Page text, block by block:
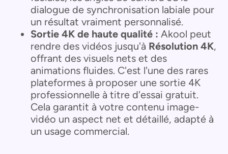
dialogue de synchronisation labiale pour
un résultat vraiment personnalisé.
Sortie 4K de haute qualité : Akool peut
rendre des vidéos jusqu'à Résolution 4K,
offrant des visuels nets et des
animations fluides. C'est l'une des rares
plateformes à proposer une sortie 4K
professionnelle à titre d'essai gratuit.
Cela garantit à votre contenu image-
vidéo un aspect net et détaillé, adapté à
un usage commercial.